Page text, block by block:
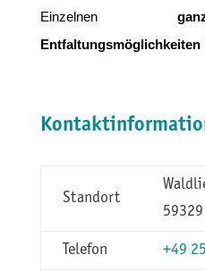
Einzelnen
Entfaltungsmöglichkeiten
Standort
Telefon +49